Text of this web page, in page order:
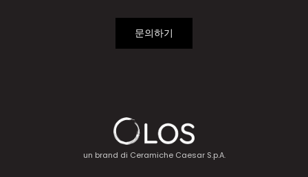
문의하기
un brand di Ceramiche Caesar S.p.A.